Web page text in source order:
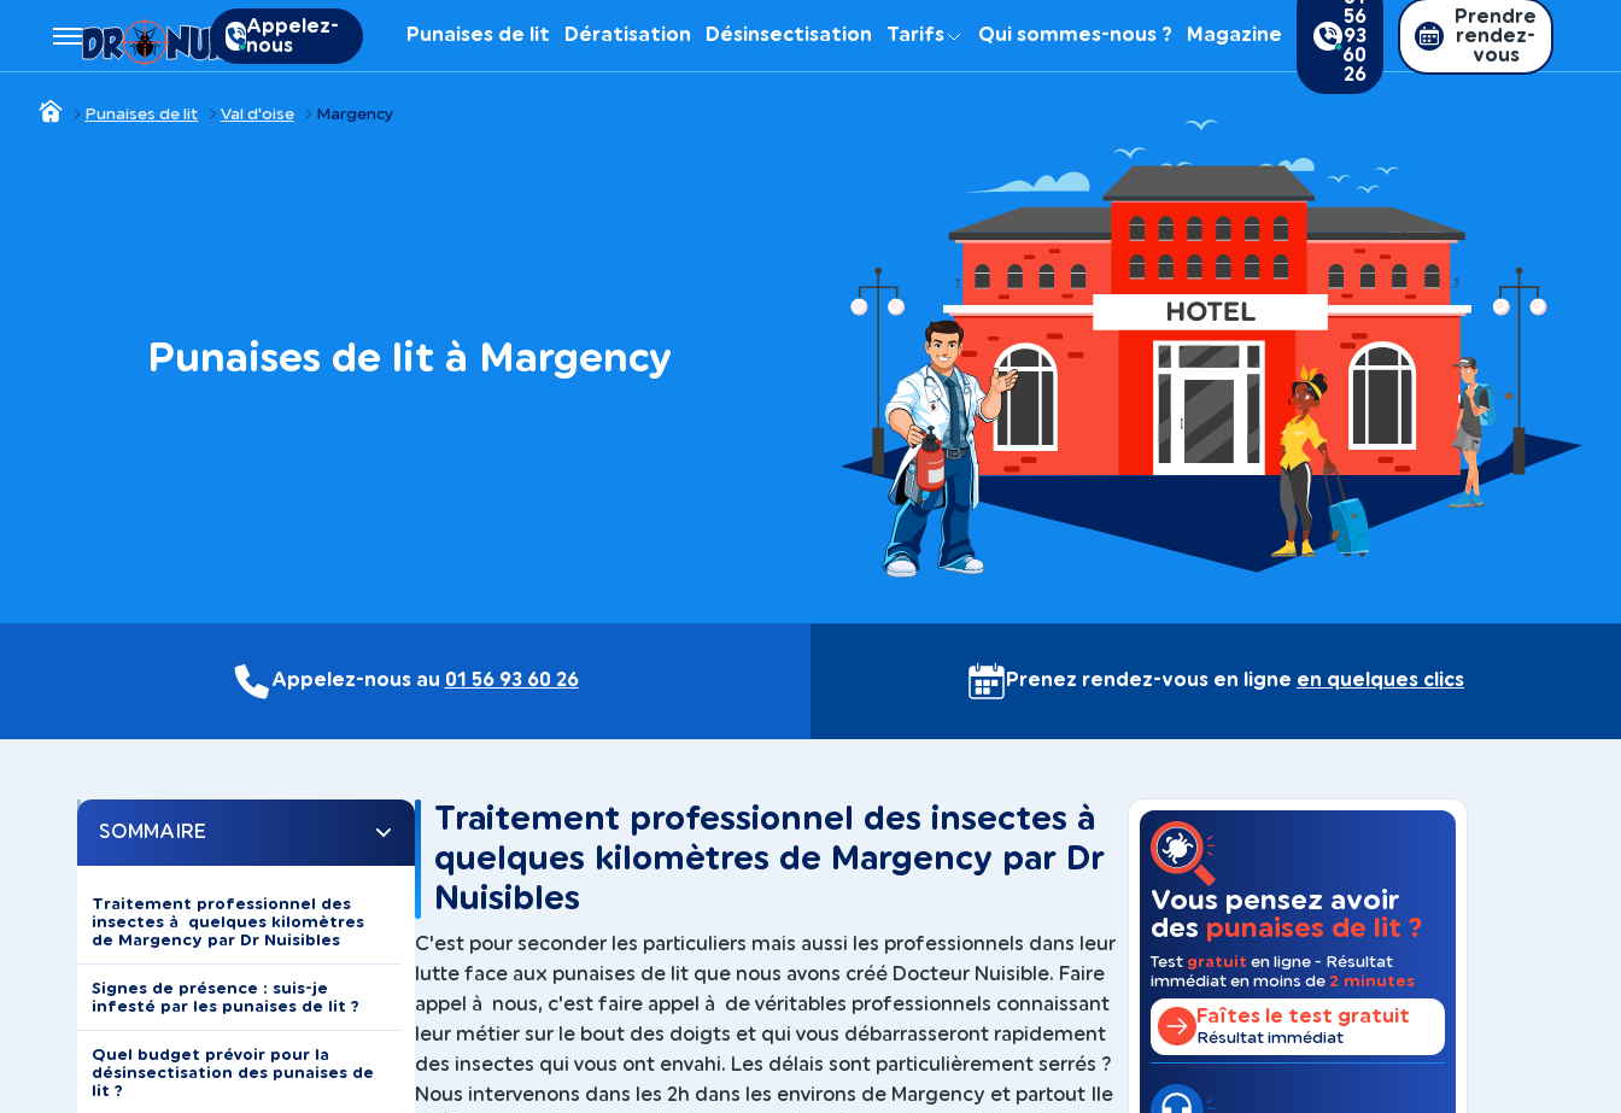
Appelez-
nous
Punaises de lit Dératisation Désinsectisation Tarifs Qui sommes-nous ? Magazine
56
93
60
26
Prendre
rendez-
vous
Punaises de lit Val d'oise Margency
Punaises de lit à Margency
Appelez-nous au 01 56 93 60 26 Prenez rendez-vous en ligne en quelques clics
SOMMAIRE
Traitement professionnel des
insectes à quelques kilomètres
de Margency par Dr Nuisibles
Signes de présence : suis-je
infesté par les punaises de lit ?
Quel budget prévoir pour la
désinsectisation des punaises de
lit ?
Traitement professionnel des insectes à
quelques kilomètres de Margency par Dr
Nuisibles
C'est pour seconder les particuliers mais aussi les professionnels dans leur
lutte face aux punaises de lit que nous avons créé Docteur Nuisible. Faire
appel à nous, c'est faire appel à de véritables professionnels connaissant
leur métier sur le bout des doigts et qui vous débarrasseront rapidement
des insectes qui vous ont envahi. Les délais sont particulièrement serrés ?
Nous intervenons dans les 2h dans les environs de Margency et partout Ile
Vous pensez avoir
des punaises de lit ?
Test gratuit en ligne - Résultat
immédiat en moins de 2 minutes
Faîtes le test gratuit
Résultat immédiat